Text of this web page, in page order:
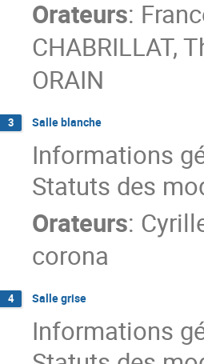
Orateurs:
CHABRILLAT,
ORAIN
3 Salle blanche
Informations
Statuts des
Orateurs:
corona
4 Salle grise
Informations